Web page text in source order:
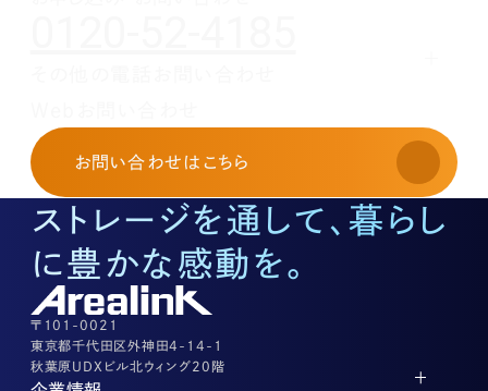
お申し込み・お問い合わせ
03-3526-8568
土地活用に関するお問い合わせ
03-3526-8574
底地に関するお問い合わせ
03-3526-8572
株式に関するお問い合わせ
03-3526-8556
その他上記に当てはまらない案件等
03-3526-8556
お問い合わせ はこちら
ストレージを通して、暮らし
に豊かな感動を。
〒101-0021
東京都千代田区外神田4-14-1
秋葉原UDXビル北ウィング20階